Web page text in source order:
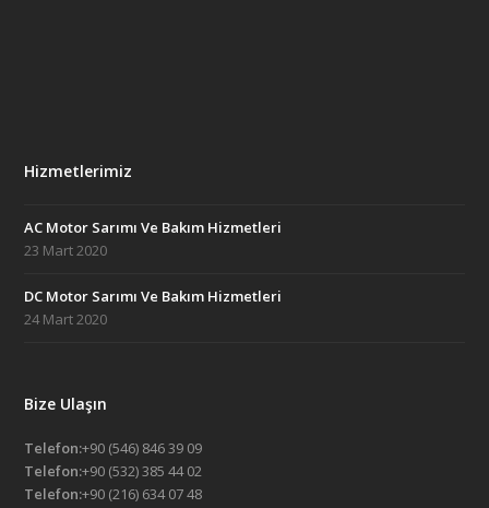
Hizmetlerimiz
AC Motor Sarımı Ve Bakım Hizmetleri
23 Mart 2020
DC Motor Sarımı Ve Bakım Hizmetleri
24 Mart 2020
Bize Ulaşın
Telefon:+90 (546) 846 39 09
Telefon:+90 (532) 385 44 02
Telefon:+90 (216) 634 07 48